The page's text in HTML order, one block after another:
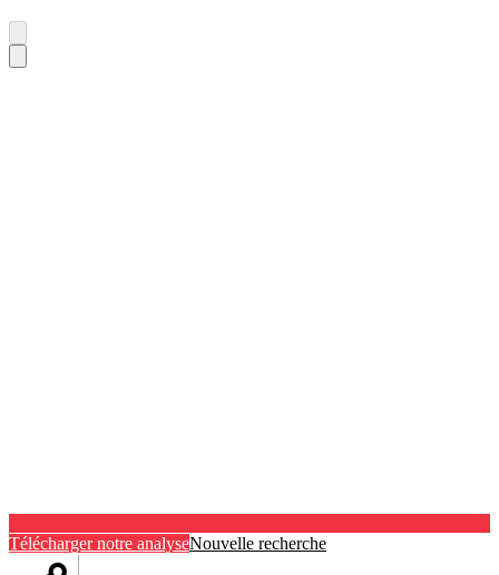
Télécharger notre analyseNouvelle recherche